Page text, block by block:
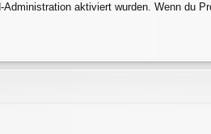
aktiviert wurden. Wenn du